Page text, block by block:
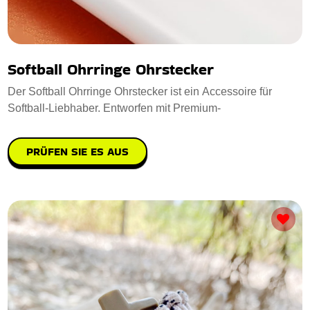
Softball Ohrringe Ohrstecker
Der Softball Ohrringe Ohrstecker ist ein Accessoire für
Softball-Liebhaber. Entworfen mit Premium-
PRÜFEN SIE ES AUS